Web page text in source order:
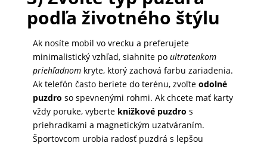
MATKApodľa životného štýlu
Ak nosíte mobil vo vrecku a preferujete
minimalistický vzhľad, siahnite po ultratenkom
priehľadnomkryte, ktorý zachová farbu zariadenia.
Ak telefón často beriete do terénu, zvoľte odolné
puzdro so spevnenými rohmi. Ak chcete mať karty
vždy poruke, vyberte knižkové puzdro s
priehradkami a magnetickým uzatváraním.
Športovcom urobia radosť puzdrá s lepšou